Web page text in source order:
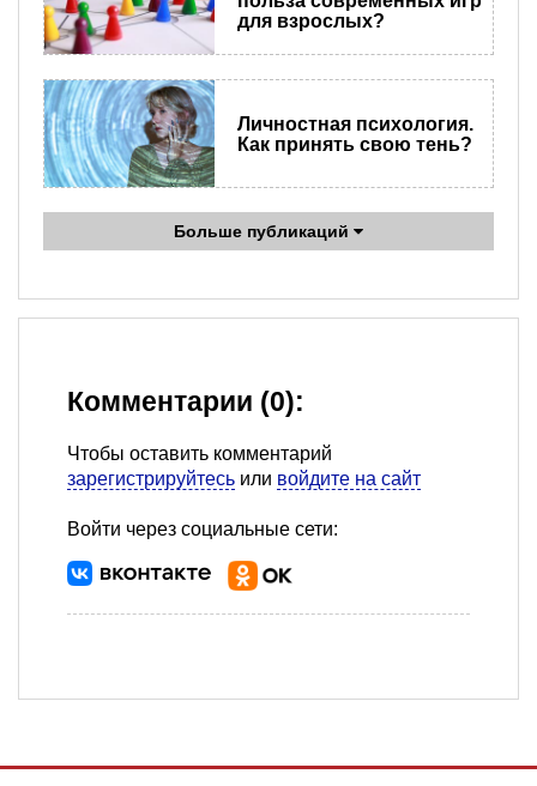
для взрослых?
Личностная психология.
Как принять свою тень?
Больше публикаций
Комментарии (0):
Чтобы оставить комментарий
зарегистрируйтесь или войдите на сайт
Войти через социальные сети: